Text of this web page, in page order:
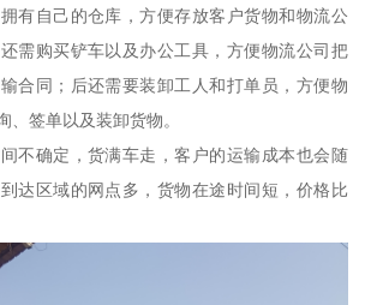
有自己的仓库，方便存放客户货物和物流公
需购买铲车以及办公工具，方便物流公司把
合同；后还需要装卸工人和打单员，方便物
、签单以及装卸货物。
不确定，货满车走，客户的运输成本也会随
达区域的网点多，货物在途时间短，价格比